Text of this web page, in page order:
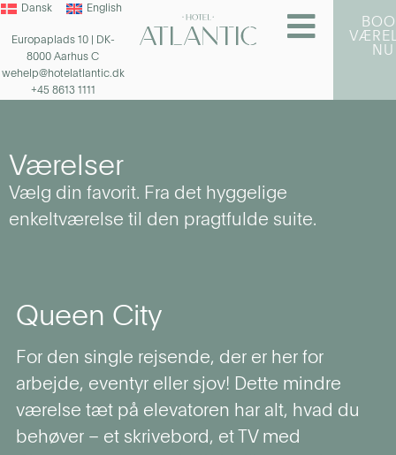
Dansk English
Europaplads 10 | DK-
8000 Aarhus C
wehelp@hotelatlantic.dk
+45 8613 1111
NU
Værelser
Vælg din favorit. Fra det hyggelige
enkeltværelse til den pragtfulde suite.
Queen City
For den single rejsende, der er her for
arbejde, eventyr eller sjov! Dette mindre
værelse tæt på elevatoren har alt, hvad du
behøver – et skrivebord, et TV med